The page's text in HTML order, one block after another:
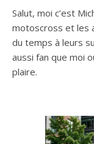
Salut, moi c’est
motoscross et les
du temps à leurs
aussi fan que moi
plaire.